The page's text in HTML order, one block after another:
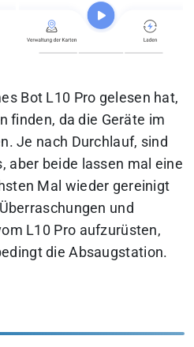
Bot L10 Pro gelesen hat,
finden, da die Geräte im
Je nach Durchlauf, sind
aber beide lassen mal eine
Mal wieder gereinigt
und
L10 Pro aufzurüsten,
die Absaugstation.